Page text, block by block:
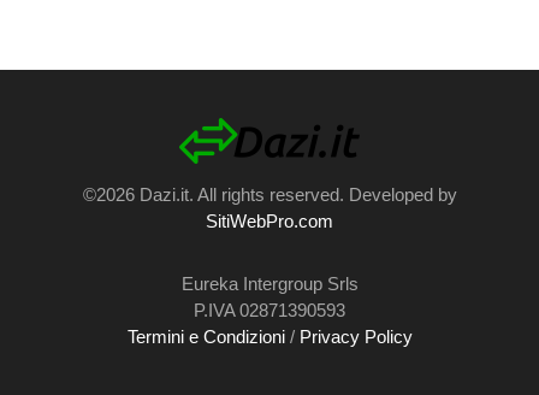
©2026 Dazi.it. All rights reserved. Developed by
SitiWebPro.com
Eureka Intergroup Srls
P.IVA 02871390593
Termini e Condizioni/ Privacy Policy